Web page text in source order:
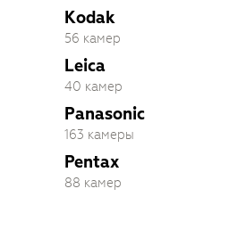
Kodak
56 камер
Leica
40 камер
Panasonic
163 камеры
Pentax
88 камер